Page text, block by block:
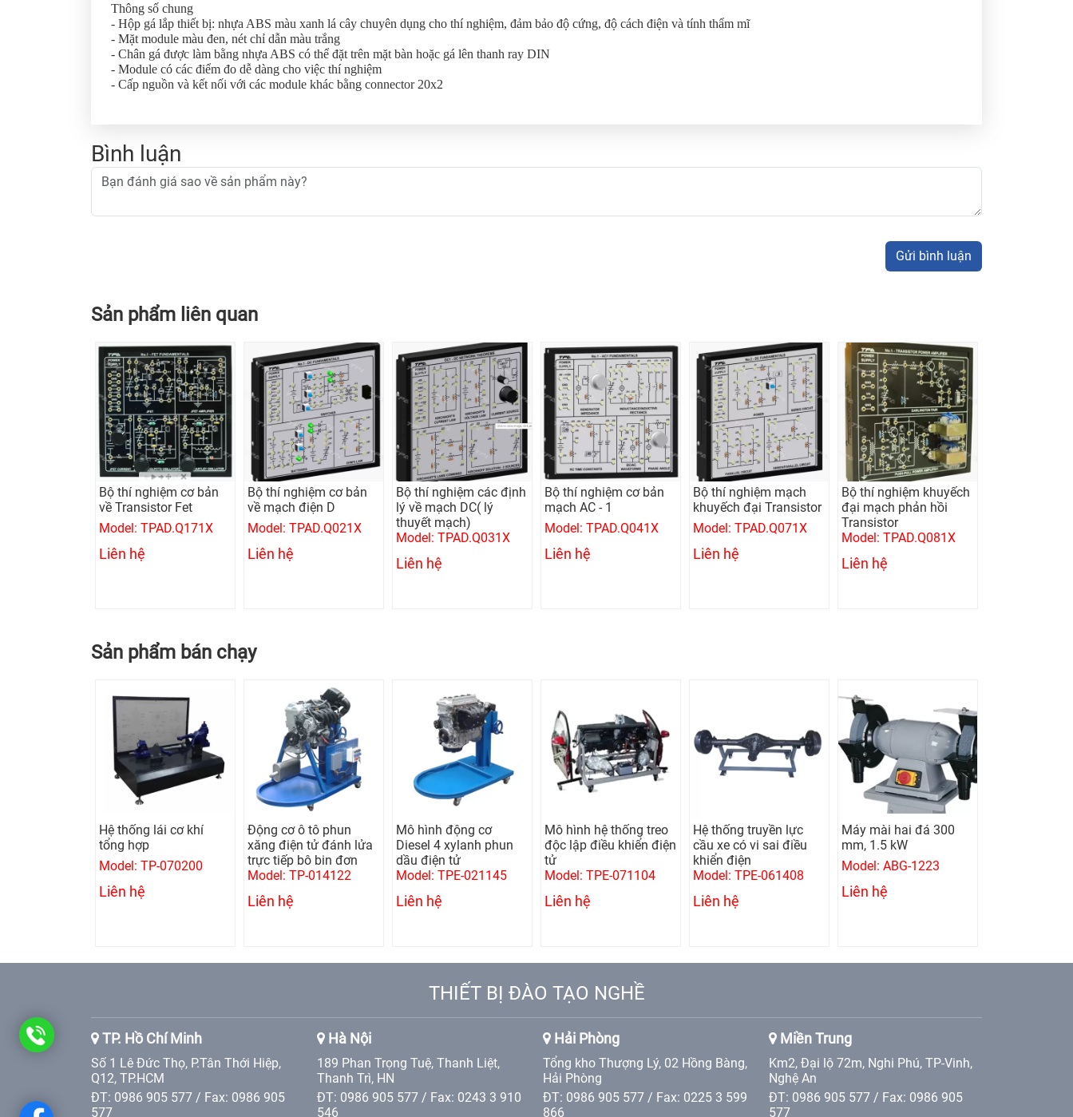
Thông số chung
- Hộp gá lắp thiết bị: nhựa ABS màu xanh lá cây chuyên dụng cho thí nghiệm, đảm bảo độ cứng, độ cách điện và tính thẩm mĩ
- Mặt module màu đen, nét chỉ dẫn màu trắng
- Chân gá được làm bằng nhựa ABS có thể đặt trên mặt bàn hoặc gá lên thanh ray DIN
- Module có các điểm đo dễ dàng cho việc thí nghiệm
- Cấp nguồn và kết nối với các module khác bằng connector 20x2
Bình luận
Gửi bình luận
Sản phẩm liên quan
Bộ thí nghiệm cơ bản
về Transistor Fet
Model: TPAD.Q171X
Liên hệ
Bộ thí nghiệm cơ bản
về mạch điện D
Model: TPAD.Q021X
Liên hệ
Bộ thí nghiệm các định
lý về mạch DC( lý
thuyết mạch)
Model: TPAD.Q031X
Liên hệ
Bộ thí nghiệm cơ bản
mạch AC - 1
Model: TPAD.Q041X
Liên hệ
Bộ thí nghiệm mạch
khuyếch đại Transistor
Model: TPAD.Q071X
Liên hệ
Bộ thí nghiệm khuyếch
đại mạch phản hồi
Transistor
Model: TPAD.Q081X
Liên hệ
Sản phẩm bán chạy
Hệ thống lái cơ khí
tổng hợp
Model: TP-070200
Liên hệ
Động cơ ô tô phun
xăng điện tử đánh lửa
trực tiếp bô bin đơn
Model: TP-014122
Liên hệ
Mô hình động cơ
Diesel 4 xylanh phun
dầu điện tử
Model: TPE-021145
Liên hệ
Mô hình hệ thống treo
độc lập điều khiển điện
tử
Model: TPE-071104
Liên hệ
Hệ thống truyền lực
cầu xe có vi sai điều
khiển điện
Model: TPE-061408
Liên hệ
Máy mài hai đá 300
mm, 1.5 kW
Model: ABG-1223
Liên hệ
THIẾT BỊ ĐÀO TẠO NGHỀ
TP. Hồ Chí Minh
Số 1 Lê Đức Thọ, P.Tân Thới Hiệp,
Q12, TP.HCM
ĐT: 0986 905 577 / Fax: 0986 905
577
Hà Nội
189 Phan Trọng Tuệ, Thanh Liệt,
Thanh Trì, HN
ĐT: 0986 905 577 / Fax: 0243 3 910
546
Hải Phòng
Tổng kho Thượng Lý, 02 Hồng Bàng,
Hải Phòng
ĐT: 0986 905 577 / Fax: 0225 3 599
866
Miền Trung
Km2, Đại lộ 72m, Nghi Phú, TP-Vinh,
Nghệ An
ĐT: 0986 905 577 / Fax: 0986 905
577